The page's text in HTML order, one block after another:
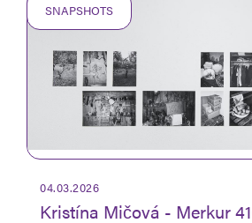
SNAPSHOTS
04.03.2026
Kristína Mičová - Merkur